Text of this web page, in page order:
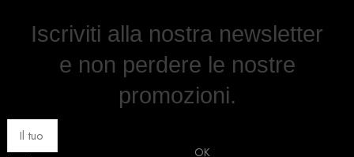
Iscriviti alla nostra newsletter
e non perdere le nostre
promozioni.